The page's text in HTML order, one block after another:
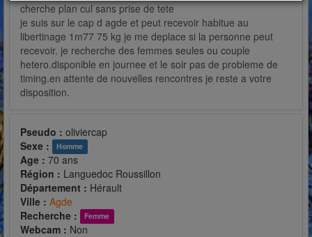
cherche plan cul sans prise de tete
je suis sur le cap d agde et peut recevoir habitue au
libertinage 1m77 75 kg je me deplace si la personne peut
recevoir. je recherche des femmes seules ou couple
hetero.disponible en journee et le soir pas de probleme de
timing.en attente de nouvelles rencontres je reste a votre
disposition.
Pseudo : oliviercap
Sexe :
Homme
Age : 70 ans
Région : Languedoc Roussillon
Département : Hérault
Ville : Agde
Recherche :
Femme
Webcam : Non